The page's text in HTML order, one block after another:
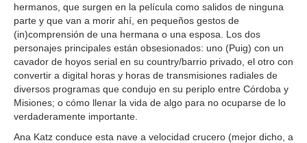
hermanos, que surgen en la película como salidos de ninguna
parte y que van a morir ahí, en pequeños gestos de
(in)comprensión de una hermana o una esposa. Los dos
personajes principales están obsesionados: uno (Puig) con un
cavador de hoyos serial en su country/barrio privado, el otro con
convertir a digital horas y horas de transmisiones radiales de
diversos programas que condujo en su periplo entre Córdoba y
Misiones; o cómo llenar la vida de algo para no ocuparse de lo
verdaderamente importante.
Ana Katz conduce esta nave a velocidad crucero (mejor dicho, a